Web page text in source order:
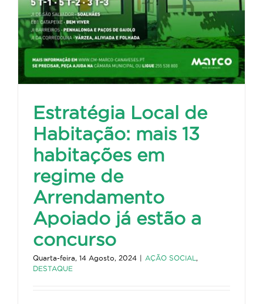
Estratégia Local de
Habitação: mais 13
habitações em
regime de
Arrendamento
Apoiado já estão a
concurso
Quarta-feira, 14 Agosto, 2024 AÇÃO SOCIAL ,
DESTAQUE